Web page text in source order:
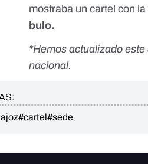
mostraba un cartel con
bulo.
*Hemos actualizado
nacional.
#cartel#sede